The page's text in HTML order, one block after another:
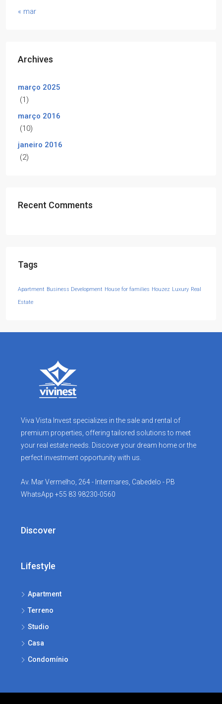
« mar
Archives
março 2025
(1)
março 2016
(10)
janeiro 2016
(2)
Recent Comments
Tags
Apartment Business Development House for families Houzez Luxury Real
Estate
Viva Vista Invest specializes in the sale and rental of
premium properties, offering tailored solutions to meet
your real estate needs. Discover your dream home or the
perfect investment opportunity with us.
Av. Mar Vermelho, 264 - Intermares, Cabedelo - PB
WhatsApp +55 83 98230-0560
Discover
Lifestyle
Apartment
Terreno
Studio
Casa
Condomínio